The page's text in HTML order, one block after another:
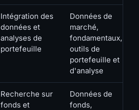
Intégration des
données et
analyses de
portefeuille
Données de
marché,
fondamentaux,
outils de
portefeuille et
d'analyse
Recherche sur
fonds et
Données de
fonds,